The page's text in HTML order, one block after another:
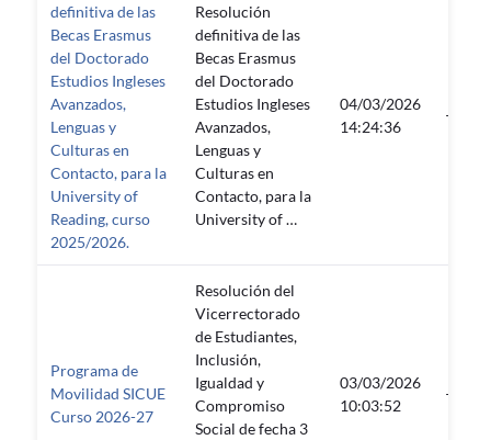
definitiva de las
Becas Erasmus
del Doctorado
Estudios Ingleses
Avanzados,
Lenguas y
Culturas en
Contacto, para la
University of
Reading, curso
2025/2026.
Resolución
definitiva de las
Becas Erasmus
del Doctorado
Estudios Ingleses
Avanzados,
Lenguas y
Culturas en
Contacto, para la
University of …
04/03/2026
14:24:36
—
Programa de
Movilidad SICUE
Curso 2026-27
Resolución del
Vicerrectorado
de Estudiantes,
Inclusión,
Igualdad y
Compromiso
Social de fecha 3
03/03/2026
10:03:52
—